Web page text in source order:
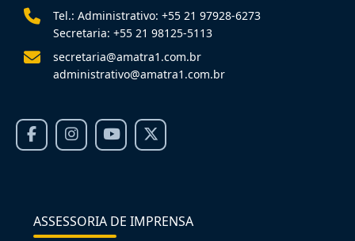
Tel.: Administrativo: +55 21 97928-6273
Secretaria: +55 21 98125-5113
secretaria@amatra1.com.br
administrativo@amatra1.com.br
ASSESSORIA DE IMPRENSA